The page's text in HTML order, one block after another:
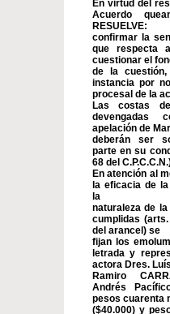
En virtud del
Acuerdo
RESUELVE:
confirmar la
que respecta
cuestionar el
de la
instancia por
procesal de la
Las costas
apelación de
deberán ser
parte en su
68 del
En atención al
la eficacia de
la
naturaleza de
cumplidas
del arancel) se
fijan los
letrada y
actora Dres. Luís
Ramiro
Andrés
pesos cuarenta
($40.000) y